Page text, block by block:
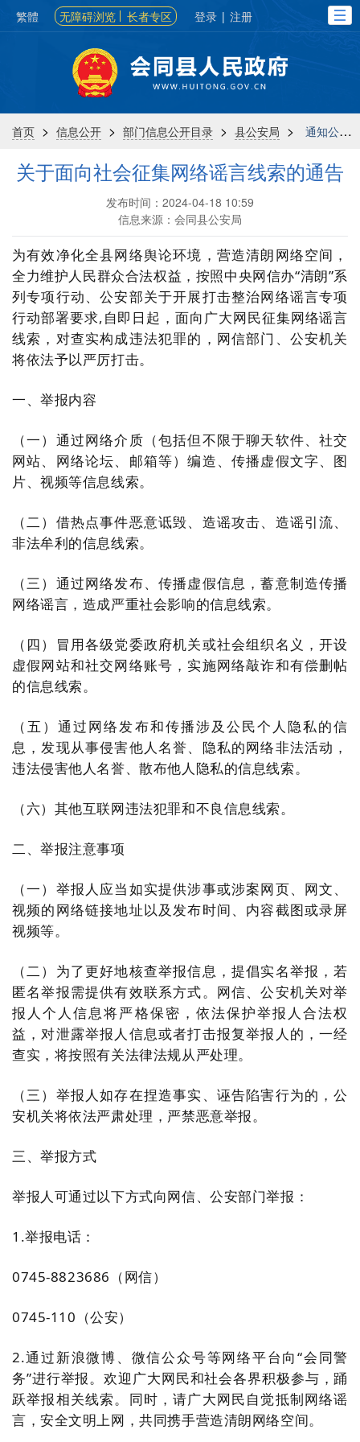
繁體 无障碍浏览 长者专区 登录 | 注册
首页 > 信息公开 > 部门信息公开目录 > 县公安局 > 通知公告
关于面向社会征集网络谣言线索的通告
发布时间：2024-04-18 10:59
信息来源：会同县公安局
为有效净化全县网络舆论环境，营造清朗网络空间，
全力维护人民群众合法权益，按照中央网信办“清朗”系
列专项行动、公安部关于开展打击整治网络谣言专项
行动部署要求,自即日起，面向广大网民征集网络谣言
线索，对查实构成违法犯罪的，网信部门、公安机关
将依法予以严厉打击。
一、举报内容
（一）通过网络介质（包括但不限于聊天软件、社交
网站、网络论坛、邮箱等）编造、传播虚假文字、图
片、视频等信息线索。
（二）借热点事件恶意诋毁、造谣攻击、造谣引流、
非法牟利的信息线索。
（三）通过网络发布、传播虚假信息，蓄意制造传播
网络谣言，造成严重社会影响的信息线索。
（四）冒用各级党委政府机关或社会组织名义，开设
虚假网站和社交网络账号，实施网络敲诈和有偿删帖
的信息线索。
（五）通过网络发布和传播涉及公民个人隐私的信
息，发现从事侵害他人名誉、隐私的网络非法活动，
违法侵害他人名誉、散布他人隐私的信息线索。
（六）其他互联网违法犯罪和不良信息线索。
二、举报注意事项
（一）举报人应当如实提供涉事或涉案网页、网文、
视频的网络链接地址以及发布时间、内容截图或录屏
视频等。
（二）为了更好地核查举报信息，提倡实名举报，若
匿名举报需提供有效联系方式。网信、公安机关对举
报人个人信息将严格保密，依法保护举报人合法权
益，对泄露举报人信息或者打击报复举报人的，一经
查实，将按照有关法律法规从严处理。
（三）举报人如存在捏造事实、诬告陷害行为的，公
安机关将依法严肃处理，严禁恶意举报。
三、举报方式
举报人可通过以下方式向网信、公安部门举报：
1.举报电话：
0745-8823686（网信）
0745-110（公安）
2.通过新浪微博、微信公众号等网络平台向“会同警
务”进行举报。欢迎广大网民和社会各界积极参与，踊
跃举报相关线索。同时，请广大网民自觉抵制网络谣
言，安全文明上网，共同携手营造清朗网络空间。